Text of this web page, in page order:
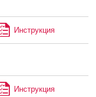
Инструкция
Инструкция